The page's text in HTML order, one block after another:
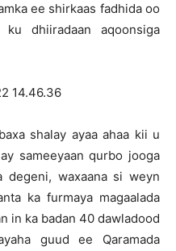
ee shirkaas fadhida oo
dhiiradaan aqoonsiga
shalay ayaa ahaa kii u
sameeyaan qurbo jooga
degeni, waxaana si weyn
ka furmaya magaalada
in ka badan 40 dawladood
guud ee Qaramada